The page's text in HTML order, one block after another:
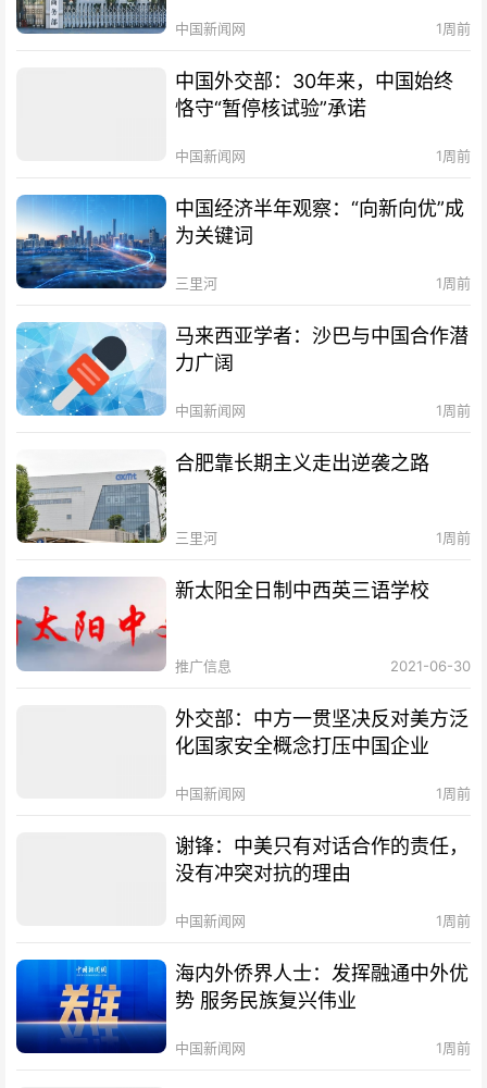
中国新闻网 1周前
中国外交部：30年来，中国始终
恪守“暂停核试验”承诺
中国新闻网 1周前
中国经济半年观察：“向新向优”成
为关键词
三里河 1周前
马来西亚学者：沙巴与中国合作潜
力广阔
中国新闻网 1周前
合肥靠长期主义走出逆袭之路
三里河 1周前
新太阳全日制中西英三语学校
推广信息 2021-06-30
外交部：中方一贯坚决反对美方泛
化国家安全概念打压中国企业
中国新闻网 1周前
谢锋：中美只有对话合作的责任，
没有冲突对抗的理由
中国新闻网 1周前
海内外侨界人士：发挥融通中外优
势 服务民族复兴伟业
中国新闻网 1周前